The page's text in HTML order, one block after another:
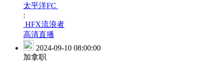
太平洋FC
:
HFX流浪者
高清直播
2024-09-10 08:00:00
加拿职